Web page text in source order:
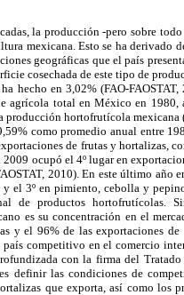
la producción -pero sobre
mexicana. Esto se ha derivado
geográficas que el país
cosechada de este tipo de
hecho en 3,02% (FAO-
agrícola total en México en 1980,
hortofrutícola mexicana
como promedio anual entre
de frutas y hortalizas,
ocupó el 4º lugar en
2010). En este último año
el 3º en pimiento, cebolla y
de productos hortofrutícolas.
es su concentración en el
y el 96% de las exportaciones
competitivo en el comercio
con la firma del
definir las condiciones de
que exporta, así como los